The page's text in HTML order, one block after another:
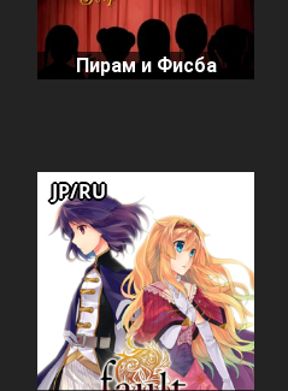
Пирам и Фисба
JP/RU